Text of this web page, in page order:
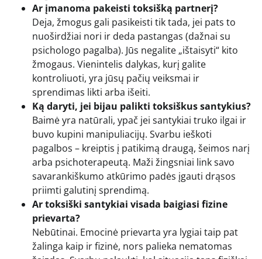
Ar įmanoma pakeisti toksišką partnerį?
Deja, žmogus gali pasikeisti tik tada, jei pats to
nuoširdžiai nori ir deda pastangas (dažnai su
psichologo pagalba). Jūs negalite „ištaisyti“ kito
žmogaus. Vienintelis dalykas, kurį galite
kontroliuoti, yra jūsų pačių veiksmai ir
sprendimas likti arba išeiti.
Ką daryti, jei bijau palikti toksiškus santykius?
Baimė yra natūrali, ypač jei santykiai truko ilgai ir
buvo kupini manipuliacijų. Svarbu ieškoti
pagalbos – kreiptis į patikimą draugą, šeimos narį
arba psichoterapeutą. Maži žingsniai link savo
savarankiškumo atkūrimo padės įgauti drąsos
priimti galutinį sprendimą.
Ar toksiški santykiai visada baigiasi fizine
prievarta?
Nebūtinai. Emocinė prievarta yra lygiai taip pat
žalinga kaip ir fizinė, nors palieka nematomas